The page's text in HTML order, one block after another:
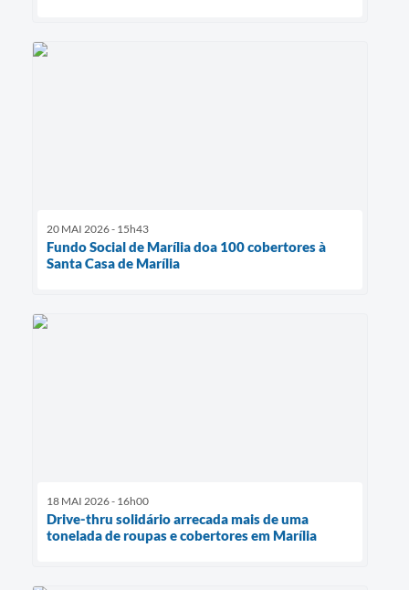
20 MAI 2026 - 15h43
Fundo Social de Marília doa 100 cobertores à
Santa Casa de Marília
18 MAI 2026 - 16h00
Drive-thru solidário arrecada mais de uma
tonelada de roupas e cobertores em Marília